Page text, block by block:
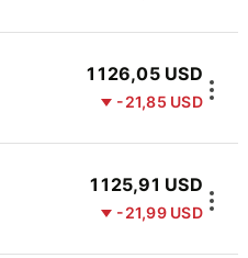
1 126,05 USD
-21,85 USD
1 125,91 USD
-21,99 USD